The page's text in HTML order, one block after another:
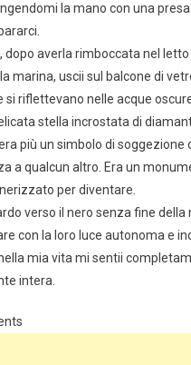
la mano con una presa
dopo averla rimboccata nel
marina, uscii sul balcone di
si riflettevano nelle acque
stella incrostata di
più un simbolo di soggezione
a qualcun altro. Era un
per diventare.
verso il nero senza fine della
con la loro luce autonoma e
mia vita mi sentii
intera.